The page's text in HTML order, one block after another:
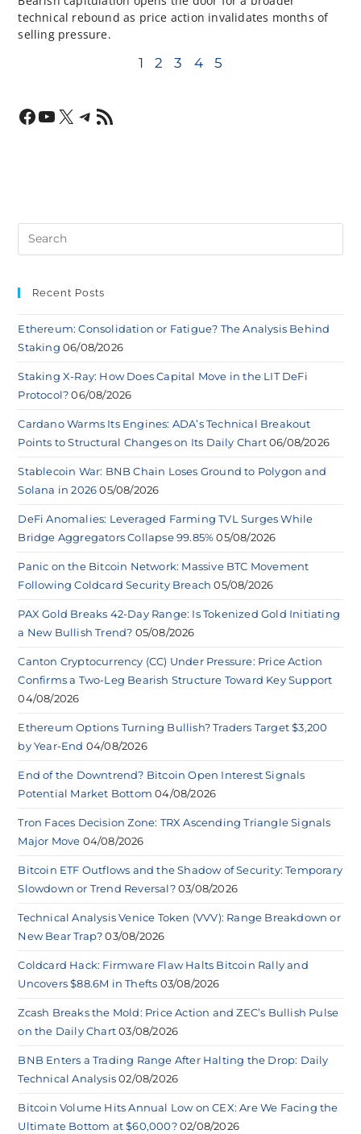
technical rebound as price action invalidates months of
selling pressure.
1 2 3 4 5
Recent Posts
Ethereum: Consolidation or Fatigue? The Analysis Behind
Staking 06/08/2026
Staking X-Ray: How Does Capital Move in the LIT DeFi
Protocol? 06/08/2026
Cardano Warms Its Engines: ADA’s Technical Breakout
Points to Structural Changes on Its Daily Chart 06/08/2026
Stablecoin War: BNB Chain Loses Ground to Polygon and
Solana in 2026 05/08/2026
DeFi Anomalies: Leveraged Farming TVL Surges While
Bridge Aggregators Collapse 99.85% 05/08/2026
Panic on the Bitcoin Network: Massive BTC Movement
Following Coldcard Security Breach 05/08/2026
PAX Gold Breaks 42-Day Range: Is Tokenized Gold Initiating
a New Bullish Trend? 05/08/2026
Canton Cryptocurrency (CC) Under Pressure: Price Action
Confirms a Two-Leg Bearish Structure Toward Key Support
04/08/2026
Ethereum Options Turning Bullish? Traders Target $3,200
by Year-End 04/08/2026
End of the Downtrend? Bitcoin Open Interest Signals
Potential Market Bottom 04/08/2026
Tron Faces Decision Zone: TRX Ascending Triangle Signals
Major Move 04/08/2026
Bitcoin ETF Outflows and the Shadow of Security: Temporary
Slowdown or Trend Reversal? 03/08/2026
Technical Analysis Venice Token (VVV): Range Breakdown or
New Bear Trap? 03/08/2026
Coldcard Hack: Firmware Flaw Halts Bitcoin Rally and
Uncovers $88.6M in Thefts 03/08/2026
Zcash Breaks the Mold: Price Action and ZEC’s Bullish Pulse
on the Daily Chart 03/08/2026
BNB Enters a Trading Range After Halting the Drop: Daily
Technical Analysis 02/08/2026
Bitcoin Volume Hits Annual Low on CEX: Are We Facing the
Ultimate Bottom at $60,000? 02/08/2026